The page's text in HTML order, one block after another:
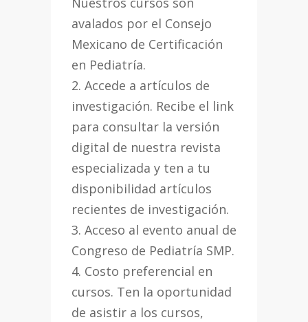
avalados por el Consejo
Mexicano de Certificación
en Pediatría.
2. Accede a artículos de
investigación. Recibe el link
para consultar la versión
digital de nuestra revista
especializada y ten a tu
disponibilidad artículos
recientes de investigación.
3. Acceso al evento anual de
Congreso de Pediatría SMP.
4. Costo preferencial en
cursos. Ten la oportunidad
de asistir a los cursos,